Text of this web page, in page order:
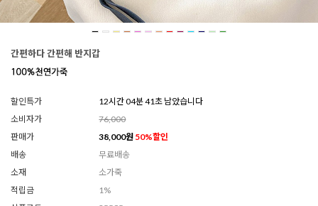
간편하다 간편해 반지갑
할인특가
12시간 04분 38초 남았습니다
소비자가
76,000
판매가
38,000원 50%할인
배송
무료배송
소재
소가죽
적립금
1%